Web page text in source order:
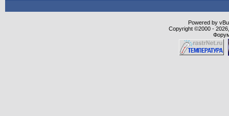
Powered by
Copyright ©2000 -